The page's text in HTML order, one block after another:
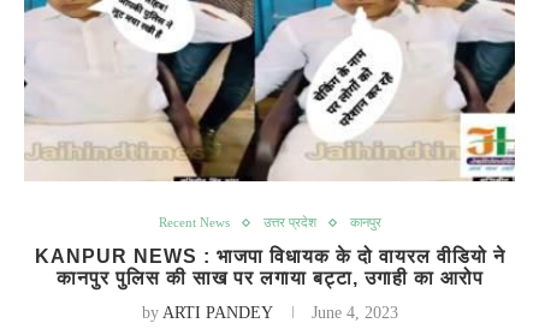
Recent News उत्तर प्रदेश कानपुर
KANPUR NEWS : भाजपा विधायक के दो वायरल वीडियो ने
कानपुर पुलिस की साख पर लगाया बट्टा, उगाही का आरोप
by ARTI PANDEY June 4, 2023